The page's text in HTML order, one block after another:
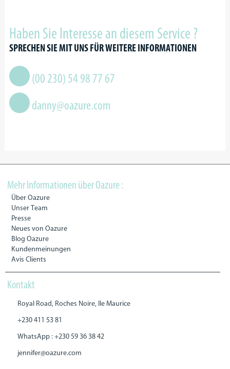
Haben Sie Interesse an diesem Service ?
SPRECHEN SIE MIT UNS FÜR WEITERE INFORMATIONEN
(00 230) 54 98 77 67
danny@oazure.com
Mehr Informationen über Oazure :
Über Oazure
Unser Team
Presse
Neues von Oazure
Blog Oazure
Kundenmeinungen
Avis Clients
Kontakt
Royal Road, Roches Noire, Ile Maurice
+230 411 53 81
WhatsApp : +230 59 36 38 42
jennifer@oazure.com